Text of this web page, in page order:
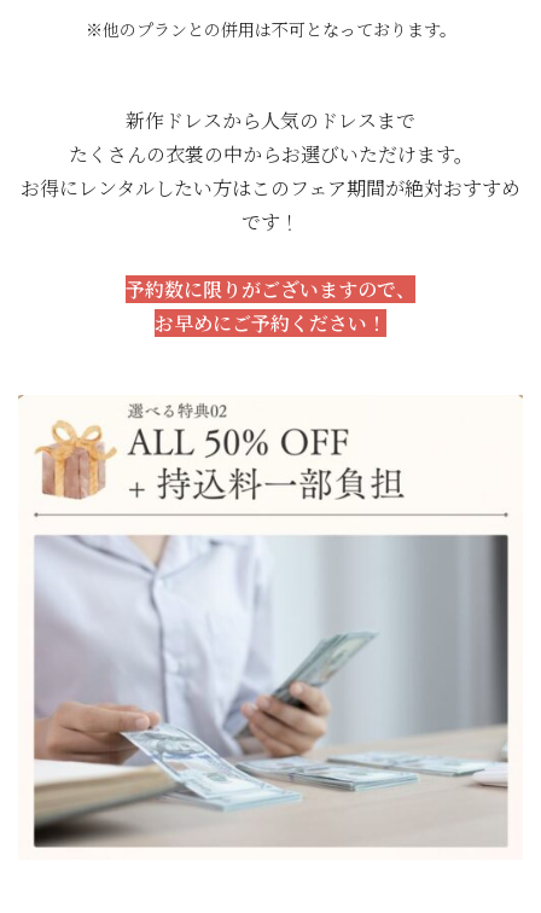
※他のプランとの併用は不可となっております。
新作ドレスから人気のドレスまで
たくさんの衣裳の中からお選びいただけます。
お得にレンタルしたい方はこのフェア期間が絶対おすすめ
です！
予約数に限りがございますので、
お早めにご予約ください！